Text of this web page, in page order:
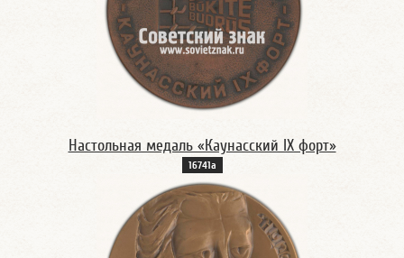
Настольная медаль «Каунасский IХ форт»
16741а